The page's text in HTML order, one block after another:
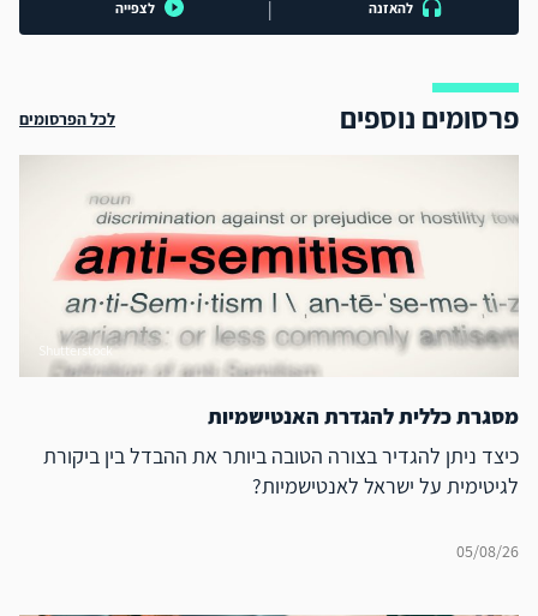
להאזנה | לצפייה
פרסומים נוספים לכל הפרסומים
Shutterstock
מסגרת כללית להגדרת האנטישמיות
כיצד ניתן להגדיר בצורה הטובה ביותר את ההבדל בין ביקורת
לגיטימית על ישראל לאנטישמיות?
05/08/26